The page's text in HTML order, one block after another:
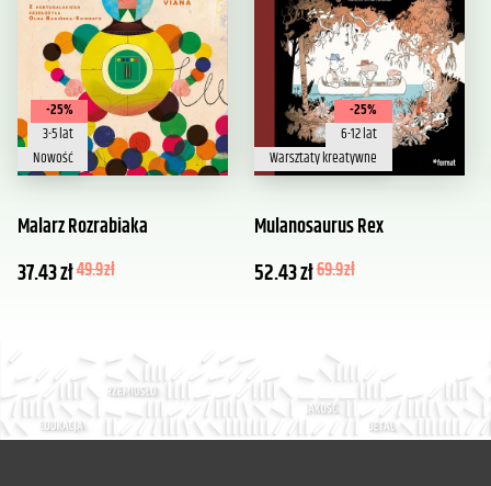
-25%
3-5 lat
Nowość
Malarz Rozrabiaka
37.43zł49.9zł
-25%
6-12 lat
Warsztaty kreatywne
Mulanosaurus Rex
52.43zł69.9zł